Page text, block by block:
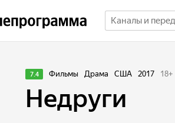
7.4 Фильмы Драма США 2017 18+
Недруги